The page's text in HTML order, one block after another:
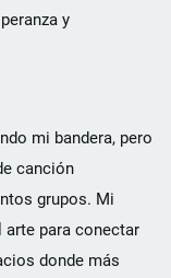
y
mi bandera, pero
canción
grupos. Mi
para conectar
donde más